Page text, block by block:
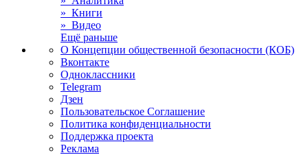
» Книги
» Видео
Ещё раньше
О Концепции общественной безопасности (КОБ)
Вконтакте
Одноклассники
Telegram
Дзен
Пользовательское Соглашение
Политика конфиденциальности
Поддержка проекта
Реклама